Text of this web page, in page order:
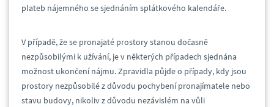
plateb nájemného se sjednáním splátkového kalendáře.
V případě, že se pronajaté prostory stanou dočasně
nezpůsobilými k užívání, je v některých případech sjednána
možnost ukončení nájmu. Zpravidla půjde o případy, kdy jsou
prostory nezpůsobilé z důvodu pochybení pronajímatele nebo
stavu budovy, nikoliv z důvodu nezávislém na vůli